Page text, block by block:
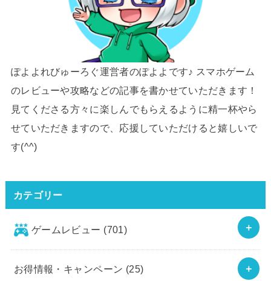
ぽよよれびゅーろぐ運営者のぽよよです♪ スマホゲーム
のレビューや攻略などの記事を書かせていただきます！
見てくださる方々に楽しんでもらえるように精一杯やら
せていただきますので、応援していただけると嬉しいで
す(^^)
カテゴリー
ゲームレビュー (701)
お得情報・キャンペーン (25)